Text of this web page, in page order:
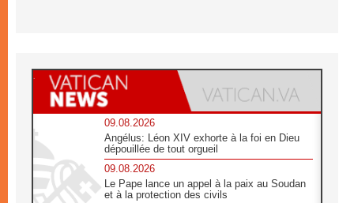
09.08.2026
Angélus: Léon XIV exhorte à la foi en Dieu
dépouillée de tout orgueil
09.08.2026
Le Pape lance un appel à la paix au Soudan
et à la protection des civils